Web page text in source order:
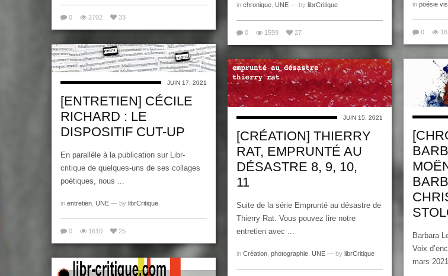
in chronique UNE — by librCritique
0 1599 27
0 2702 33
in poésie
0
JUIN 17, 2021
[ENTRETIEN] CÉCILE
RICHARD : LE
DISPOSITIF CUT-UP
En parallèle à la publication sur Libr-
critique de quelques-uns de ses collages
poétiques, nous ...
in entretien UNE — by librCritique
0 1610 25
Barbara
Voix
mars
JUIN 15, 2021
[CRÉATION] THIERRY
RAT, EMPRUNTÉ AU
DÉSASTRE 8, 9, 10,
11
Suite de la série Emprunté au désastre de
Thierry Rat. Vous pouvez lire notre
entretien avec ...
in Création photographie UNE — by librCritique